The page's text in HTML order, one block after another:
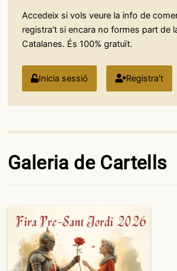
Accedeix si vols veure la info de
registra't si encara no formes part de
Catalanes. És 100% gratuït.
Inicia sessió Registra't
Galeria de Cartells